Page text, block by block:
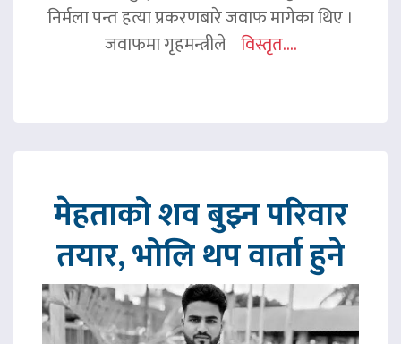
निर्मला पन्त हत्या प्रकरणबारे जवाफ मागेका थिए ।
जवाफमा गृहमन्त्रीले विस्तृत....
मेहताको शव बुझ्न परिवार
तयार, भोलि थप वार्ता हुने